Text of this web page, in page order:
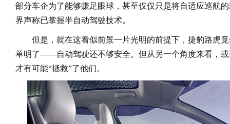
部分车企为了能够赚足眼球，甚至仅仅只是将自适应巡航
界声称已掌握半自动驾驶技术。
但是，就在这看似前景一片光明的前提下，捷豹路虎
单明了——自动驾驶还不够安全。但从另一个角度来看，或
才有可能“拯救”了他们。